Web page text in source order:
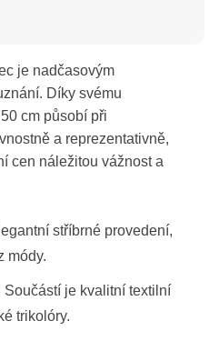
je nadčasovým
Díky svému
cm působí při
a reprezentativně,
cen náležitou vážnost a
stříbrné provedení,
módy.
Součástí je kvalitní textilní
trikolóry.